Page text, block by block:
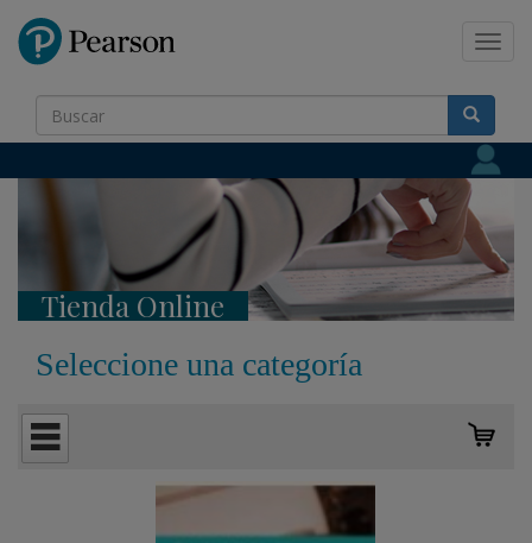
Tienda Online
Seleccione una categoría